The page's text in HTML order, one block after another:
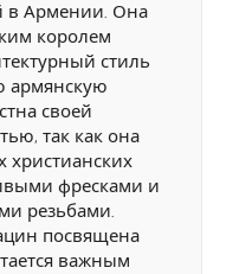
в Армении. Она
королем
стиль
армянскую
своей
так как она
христианских
фресками и
резьбами.
посвящена
важным